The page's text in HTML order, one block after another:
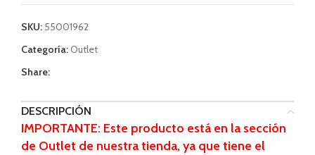
SKU: 55001962
Categoría:Outlet
Share:
DESCRIPCIÓN
IMPORTANTE: Este producto está en la sección
de Outlet de nuestra tienda, ya que tiene el